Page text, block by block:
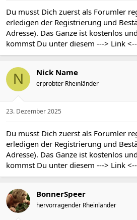
Du musst Dich zuerst als Forumler
erledigen der Registrierung und
Adresse). Das Ganze ist kostenlos
kommst Du unter diesem ---> Link
N Nick Name
erprobter Rheinländer
23. Dezember 2025
Du musst Dich zuerst als Forumler
erledigen der Registrierung und
Adresse). Das Ganze ist kostenlos
kommst Du unter diesem ---> Link
BonnerSpeer
hervorragender Rheinländer